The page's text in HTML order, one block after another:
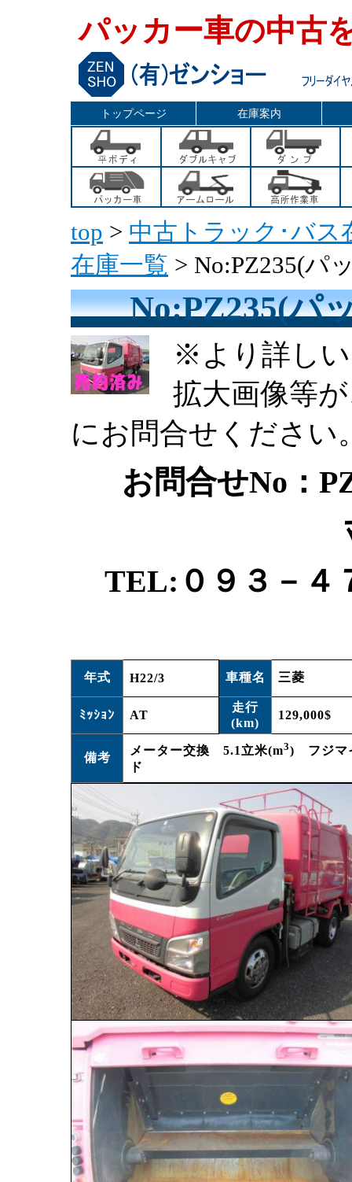
パッカー車の中古
トップページ 在庫案内
top > 中古トラック･バス
在庫一覧 > No:PZ235(パ
No:PZ235(パ
※より詳し
拡大画像等
にお問合せください
お問合せNo：
TEL:０９３－
年式 H22/3 車種名 三菱
ﾐｯｼｮﾝ AT
走行
(km)
129,000$
備考
メーター交換 5.1立米(m3) フジマ
ド